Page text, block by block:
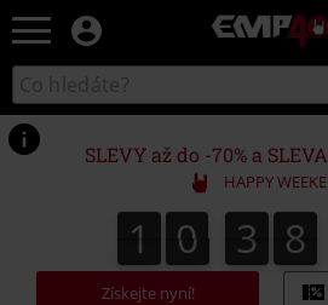
EMP
Hudba,
filmy
&
seriály,
Merch
pro
hráče,
móda
Katalog
vyhledávání
SLEVY až do -70% a
HAPPY
1
1 0
0 3
3 8
8
Získejte nyní!